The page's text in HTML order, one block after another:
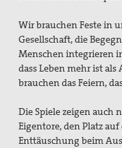
Wir brauchen Feste in
Gesellschaft, die
Menschen integrieren
dass Leben mehr ist
brauchen das Feiern,
Die Spiele zeigen auch
Eigentore, den Platz
Enttäuschung beim